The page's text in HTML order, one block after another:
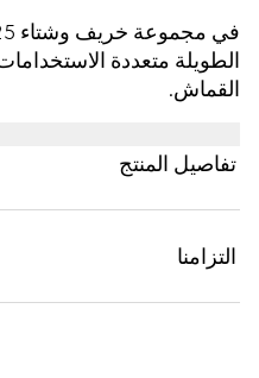
القماش.
تفاصيل المنتج
التزامنا